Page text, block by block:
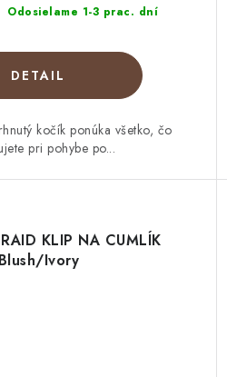
Odosielame 1-3 prac. dní
DETAIL
kočík ponúka všetko, čo
pri pohybe po...
KLIP NA CUMLÍK
Blush/Ivory